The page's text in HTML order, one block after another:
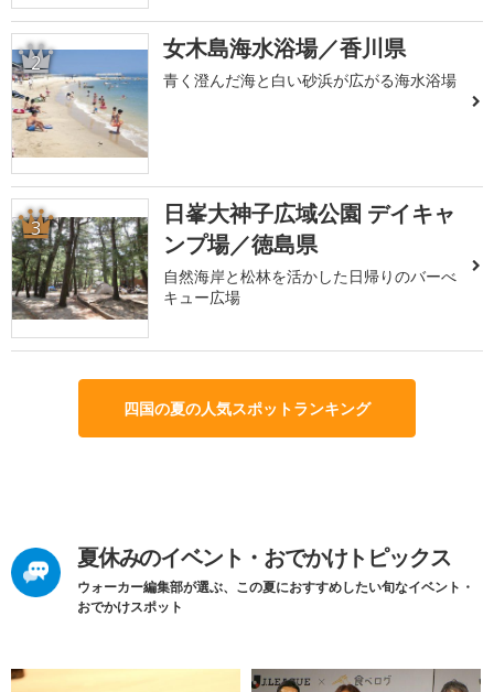
2 女木島海水浴場／香川県
青く澄んだ海と白い砂浜が広がる海水浴場
3
日峯大神子広域公園 デイキャ
ンプ場／徳島県
自然海岸と松林を活かした日帰りのバーべ
キュー広場
四国の夏の人気スポットランキング
夏休みのイベント・おでかけトピックス
ウォーカー編集部が選ぶ、この夏におすすめしたい旬なイベント・
おでかけスポット